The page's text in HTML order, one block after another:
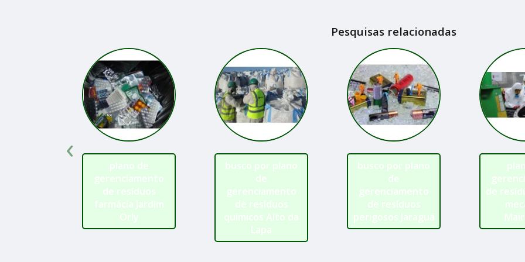
Pesquisas relacionadas
plano de
gerenciamento
de resíduos
farmácia Jardim
Orly
busco por plano
de
gerenciamento
de resíduos
químicos Alto da
Lapa
busco por plano
de
gerenciamento
de resíduos
perigosos Jaraguá
de
‹